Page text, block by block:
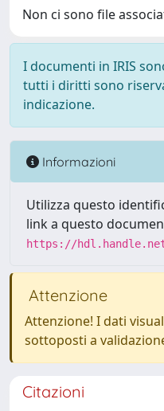
Non ci sono file
I documenti in IRIS
tutti i diritti sono
indicazione.
Informazioni
Utilizza questo
link a questo
https://
Attenzione
Attenzione! I dati
sottoposti a
Citazioni